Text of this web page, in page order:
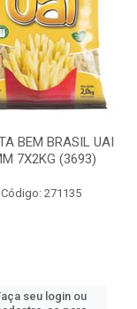
BEM BRASIL UAI
7X2KG (3693)
Código: 271135
seu login ou